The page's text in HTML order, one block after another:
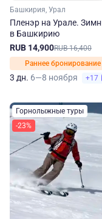
Башкирия, Урал
Пленэр на Урале.
в Башкирию
RUB 14,900RUB 16,400
Раннее бронирование
3 дн. 6—8 ноября +17
Горнолыжные туры
-23%